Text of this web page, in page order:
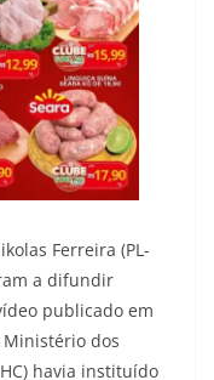
Ferreira (PL-
a difundir
publicado em
dos
havia instituído